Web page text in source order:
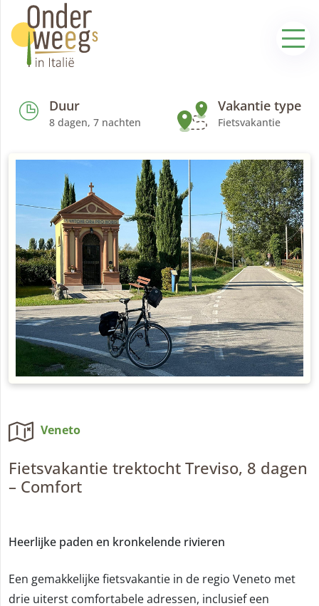
Duur
8 dagen, 7 nachten
Vakantie type
Fietsvakantie
Veneto
Fietsvakantie trektocht Treviso, 8 dagen
– Comfort
Heerlijke paden en kronkelende rivieren
Een gemakkelijke fietsvakantie in de regio Veneto met
drie uiterst comfortabele adressen, inclusief een